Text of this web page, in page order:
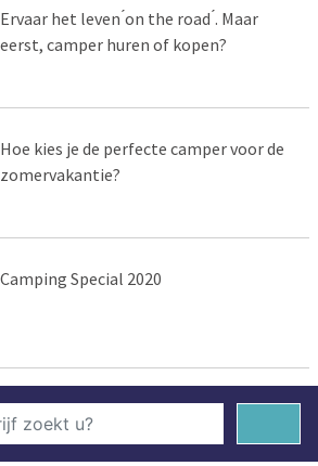
Ervaar het leven ́on the road ́. Maar
eerst, camper huren of kopen?
Hoe kies je de perfecte camper voor de
zomervakantie?
Camping Special 2020